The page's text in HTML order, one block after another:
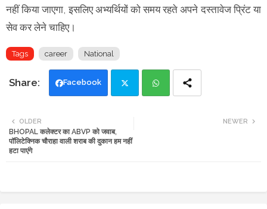
नहीं किया जाएगा, इसलिए अभ्यर्थियों को समय रहते अपने दस्तावेज प्रिंट या
सेव कर लेने चाहिए।
Tags career National
Facebook
NEWER
OLDER
BHOPAL कलेक्टर का ABVP को जवाब,
पॉलिटेक्निक चौराहा वाली शराब की दुकान हम नहीं
हटा पाएंगे